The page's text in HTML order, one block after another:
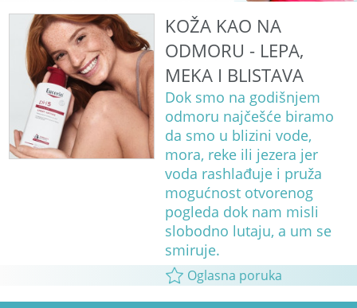
KOŽA KAO NA
ODMORU - LEPA,
MEKA I BLISTAVA
Dok smo na godišnjem
odmoru najčešće biramo
da smo u blizini vode,
mora, reke ili jezera jer
voda rashlađuje i pruža
mogućnost otvorenog
pogleda dok nam misli
slobodno lutaju, a um se
smiruje.
Oglasna poruka